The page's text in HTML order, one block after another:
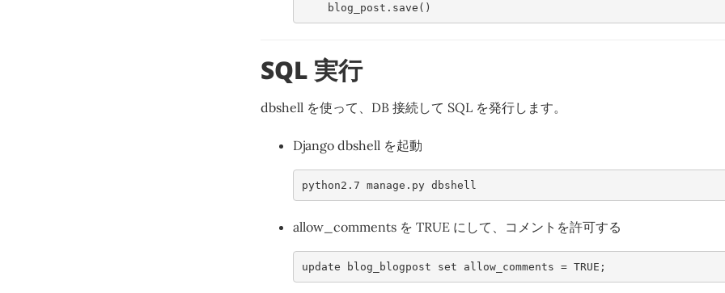
blog_post . save ()
SQL 実行
dbshell を使って、DB 接続して SQL を発行します。
Django dbshell を起動
python2 .7 manage . py dbshell
allow_comments を TRUE にして、コメントを許可する
update blog_blogpost set allow_comments = TRUE ;